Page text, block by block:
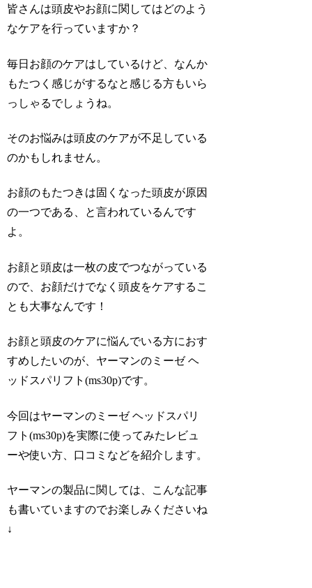
皆さんは頭皮やお顔に関してはどのよう
なケアを行っていますか？
毎日お顔のケアはしているけど、なんか
もたつく感じがするなと感じる方もいら
っしゃるでしょうね。
そのお悩みは頭皮のケアが不足している
のかもしれません。
お顔のもたつきは固くなった頭皮が原因
の一つである、と言われているんです
よ。
お顔と頭皮は一枚の皮でつながっている
ので、お顔だけでなく頭皮をケアするこ
とも大事なんです！
お顔と頭皮のケアに悩んでいる方におす
すめしたいのが、 ヤーマンのミーゼ ヘ
ッドスパリフト(ms30p)です。
今回はヤーマンのミーゼ ヘッドスパリ
フト(ms30p)を実際に使ってみたレビュ
ーや使い方、口コミなどを紹介します。
ヤーマンの製品に関しては、こんな記事
も書いていますのでお楽しみくださいね
↓